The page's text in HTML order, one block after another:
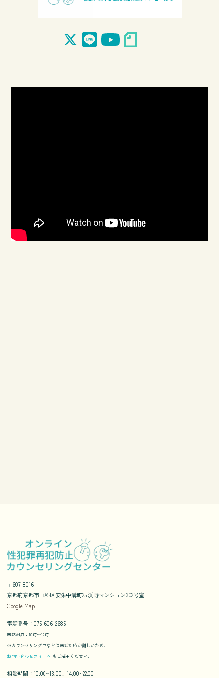
〒607-8016
京都府京都市山科区安朱中溝町25 浜野マンション302号室
Google Map
電話番号：075-606-2685
電話対応：10時〜17時
※カウンセリング中などは電話対応が難しいため、
お問い合わせフォーム もご活用ください。
相談時間：10:00~13:00、14:00~22:00